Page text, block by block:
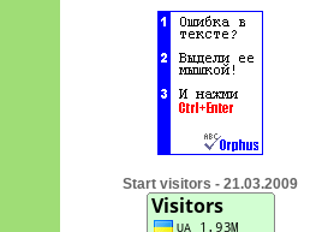
Start visitors - 21.03.2009